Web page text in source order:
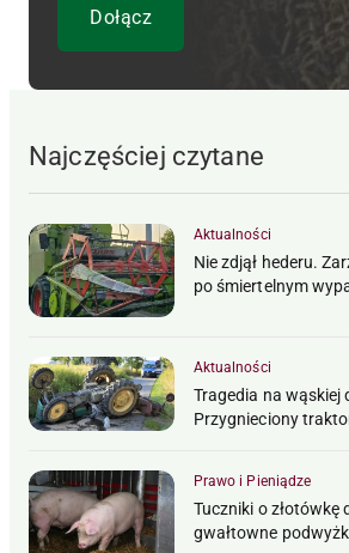
Najczęściej czytane
Aktualności
Nie zdjął hederu.
po śmiertelnym
Aktualności
Tragedia na wąskiej
Przygnieciony
Prawo i Pieniądze
Tuczniki o złotówkę
gwałtowne